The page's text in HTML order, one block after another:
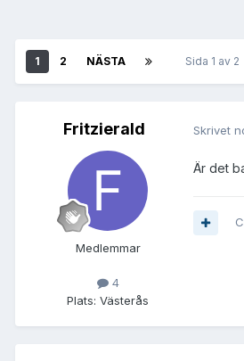
1 2 NÄSTA Sida 1 av 2
Fritzierald
Medlemmar
4
Plats: Västerås
Skrivet
Är det